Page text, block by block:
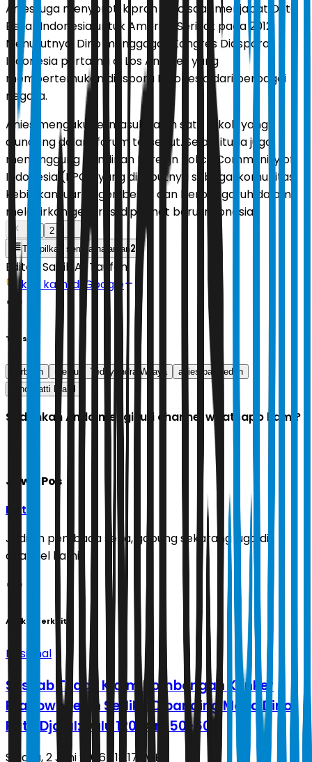
Anies juga menyoroti kiprah Dino saat menjabat Duta
Besar Indonesia untuk Amerika Serikat pada 2012.
Menurutnya, Dino menggagas Kongres Diaspora
Indonesia pertama di Los Angeles yang
mempertemukan diaspora Indonesia dari berbagai
negara.
Anies mengaku termasuk salah satu tokoh yang
diundang dalam forum tersebut. Selain itu, ia juga
menyinggung pendirian Foreign Policy Community of
Indonesia (FPCI) yang disebutnya sebagai komunitas
kebijakan luar negeri besar dan berpengaruh dalam
melahirkan generasi diplomat baru Indonesia.
2
Tampilkan semua halaman2
Editor: Sabik Aji Taufan
Ikuti kami di Google
Tags
karbitan menlu Teddy Indra Wijaya
anies baswedan
Dino Patti Djalal
Sudahkah Anda mengikuti channel whatsapp kami?
Jawa Pos
Ikuti
Jadilah pembaca setia, gabung sekarang juga di
channel kami!
Artikel Terkait
Nasional
Seskab Teddy Klaim Rombongan Kunker
Prabowo Lebih Sedikit Dibanding Masa Dino
Patti Djalal: Dulu 120, Kini 50-60
Selasa, 2 Juni 2026 | 18.17 WIB